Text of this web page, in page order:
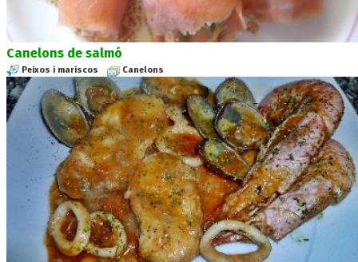
Canelons de salmó
Peixos i mariscos Canelons